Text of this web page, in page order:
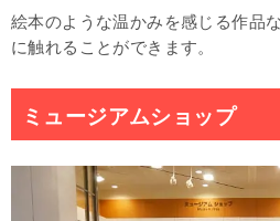
絵本のような温かみを感じる作品
に触れることができます。
ミュージアムショップ